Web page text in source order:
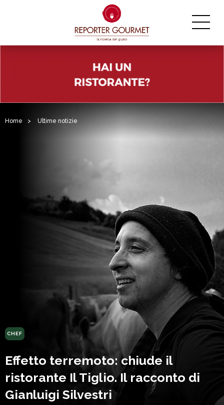
Home > Ultime notizie
CHEF
Effetto terremoto: chiude il
ristorante Il Tiglio. Il racconto di
Gianluigi Silvestri